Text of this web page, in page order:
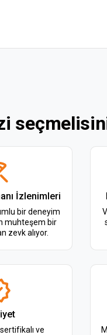
İzlenimleri
bir deneyim
muhteşem bir
zevk alıyor.
ve